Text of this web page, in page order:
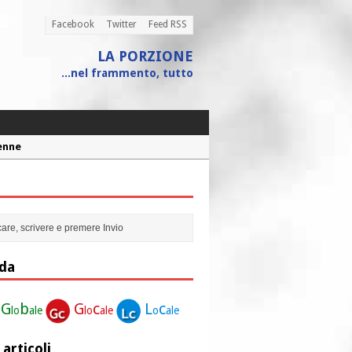
Facebook Twitter Feed RSS
LA PORZIONE
...nel frammento, tutto
la nostra vita”
G lobale G locale Locale
articoli